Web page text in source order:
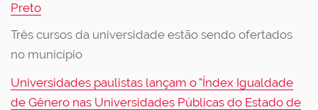
Preto
Três cursos da universidade estão sendo ofertados
no município
Universidades paulistas lançam o "Índex Igualdade
de Gênero nas Universidades Públicas do Estado de